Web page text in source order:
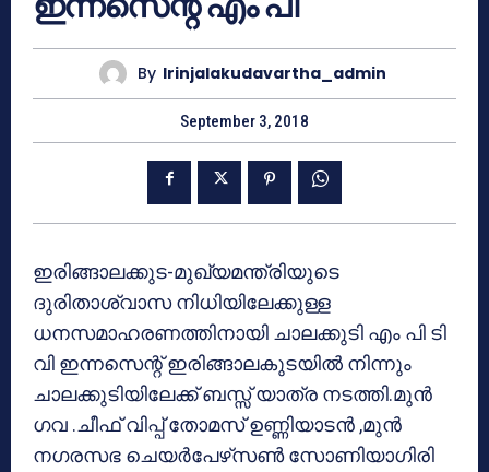
By Irinjalakudavartha_admin
September 3, 2018
ഇരിങ്ങാലക്കുട-മുഖ്യമന്ത്രിയുടെ
ദുരിതാശ്വാസ നിധിയിലേക്കുള്ള
ധനസമാഹരണത്തിനായി ചാലക്കുടി എം പി ടി
വി ഇന്നസെന്റ് ഇരിങ്ങാലകുടയില്‍ നിന്നും
ചാലക്കുടിയിലേക്ക് ബസ്സ് യാത്ര നടത്തി.മുന്‍
ഗവ .ചീഫ് വിപ്പ് തോമസ് ഉണ്ണിയാടന്‍ ,മുന്‍
നഗരസഭ ചെയര്‍പേഴ്‌സണ്‍ സോണിയാഗിരി